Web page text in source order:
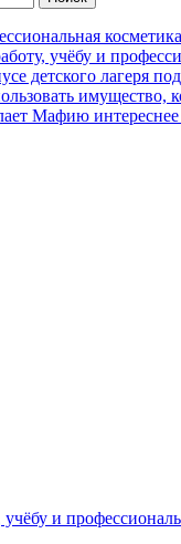
учёбу и
детского лагеря
имущество,
Мафию
и